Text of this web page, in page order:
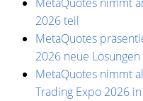
2026 teil
MetaQuotes
2026 neue
MetaQuotes nimmt
Trading Expo 2026